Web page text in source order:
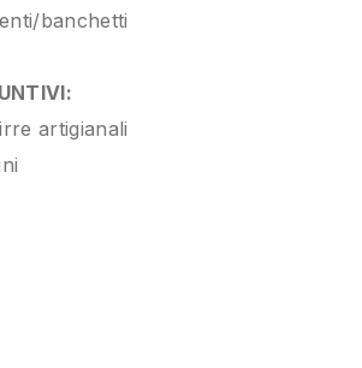
banchetti
artigianali